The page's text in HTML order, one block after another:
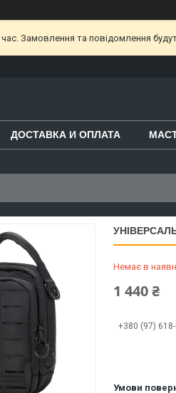
Замовлення та повідомлення
ДОСТАВКА И ОПЛАТА
Немає в
1 440 ₴
+380 (97)